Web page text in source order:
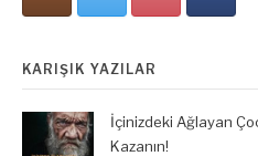
KARIŞIK YAZILAR
İçinizdeki Ağlayan
Kazanın!